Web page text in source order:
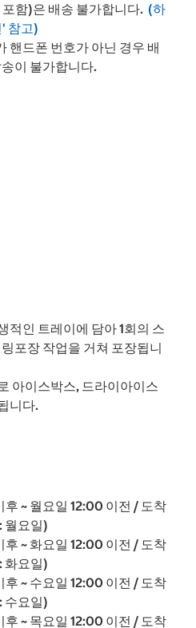
함)은 배송 불가합니다. (하
참고)
핸드폰 번호가 아닌 경우 배
이 불가합니다.
적인 트레이에 담아 1회의 스
포장 작업을 거쳐 포장됩니
아이스박스, 드라이아이스
니다.
후 ~ 월요일 12:00 이전 / 도착
월요일)
후 ~ 화요일 12:00 이전 / 도착
화요일)
후 ~ 수요일 12:00 이전 / 도착
수요일)
후 ~ 목요일 12:00 이전 / 도착